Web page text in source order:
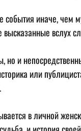
иначе, чем
высказанные вслух
но и
или
в личной